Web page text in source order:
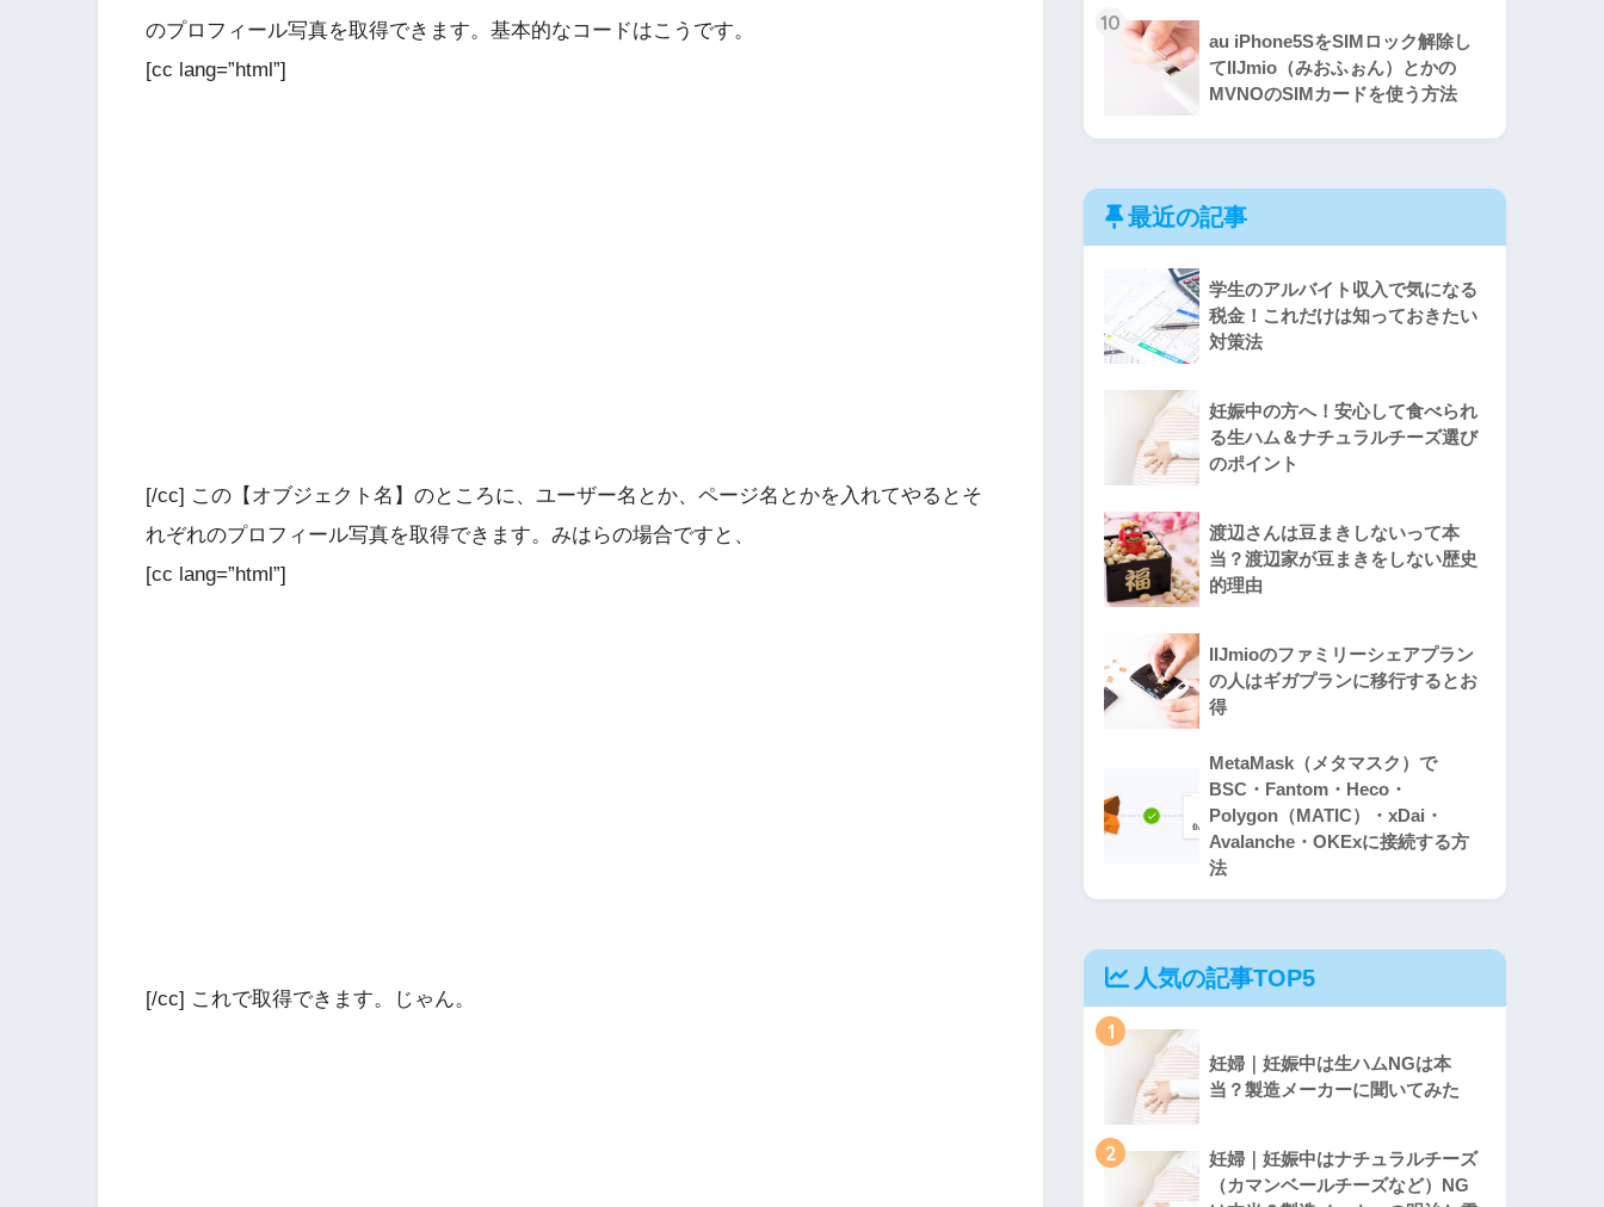
のプロフィール写真を取得できます。基本的なコードはこうです。
[cc lang=”html”]
[/cc] この【オブジェクト名】のところに、ユーザー名とか、ページ名とかを入れてやるとそ
れぞれのプロフィール写真を取得できます。みはらの場合ですと、
[cc lang=”html”]
[/cc] これで取得できます。じゃん。
10
au iPhone5SをSIMロック解除し
てIIJmio（みおふぉん）とかの
MVNOのSIMカードを使う方法
最近の記事
学生のアルバイト収入で気になる
税金！これだけは知っておきたい
対策法
妊娠中の方へ！安心して食べられ
る生ハム＆ナチュラルチーズ選び
のポイント
渡辺さんは豆まきしないって本
当？渡辺家が豆まきをしない歴史
的理由
IIJmioのファミリーシェアプラン
の人はギガプランに移行するとお
得
MetaMask（メタマスク）で
BSC・Fantom・Heco・
Polygon（MATIC）・xDai・
Avalanche・OKExに接続する方
法
人気の記事TOP5
1
妊婦｜妊娠中は生ハムNGは本
当？製造メーカーに聞いてみた
2
妊婦｜妊娠中はナチュラルチーズ
（カマンベールチーズなど）NG